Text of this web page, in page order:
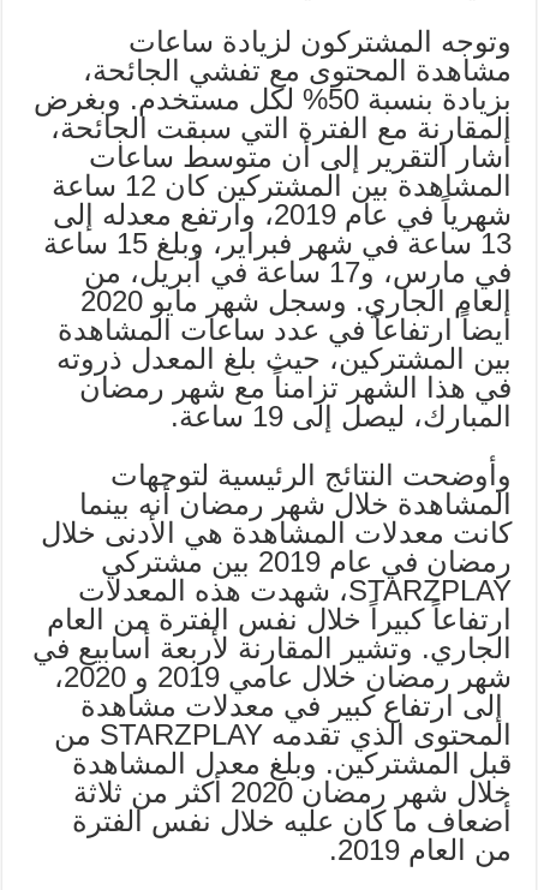
وتوجه المشتركون لزيادة ساعات
مشاهدة المحتوى مع تفشي الجائحة،
بزيادة بنسبة 50% لكل مستخدم. وبغرض
المقارنة مع الفترة التي سبقت الجائحة،
أشار التقرير إلى أن متوسط ساعات
المشاهدة بين المشتركين كان 12 ساعة
شهرياً في عام 2019، وارتفع معدله إلى
13 ساعة في شهر فبراير، وبلغ 15 ساعة
في مارس، و17 ساعة في أبريل، من
العام الجاري. وسجل شهر مايو 2020
أيضاً ارتفاعاً في عدد ساعات المشاهدة
بين المشتركين، حيث بلغ المعدل ذروته
في هذا الشهر تزامناً مع شهر رمضان
المبارك، ليصل إلى 19 ساعة.
وأوضحت النتائج الرئيسية لتوجهات
المشاهدة خلال شهر رمضان أنه بينما
كانت معدلات المشاهدة هي الأدنى خلال
رمضان في عام 2019 بين مشتركي
STARZPLAY، شهدت هذه المعدلات
ارتفاعاً كبيراً خلال نفس الفترة من العام
الجاري. وتشير المقارنة لأربعة أسابيع في
شهر رمضان خلال عامي 2019 و 2020،
إلى ارتفاع كبير في معدلات مشاهدة
المحتوى الذي تقدمه STARZPLAY من
قبل المشتركين. وبلغ معدل المشاهدة
خلال شهر رمضان 2020 أكثر من ثلاثة
أضعاف ما كان عليه خلال نفس الفترة
من العام 2019.